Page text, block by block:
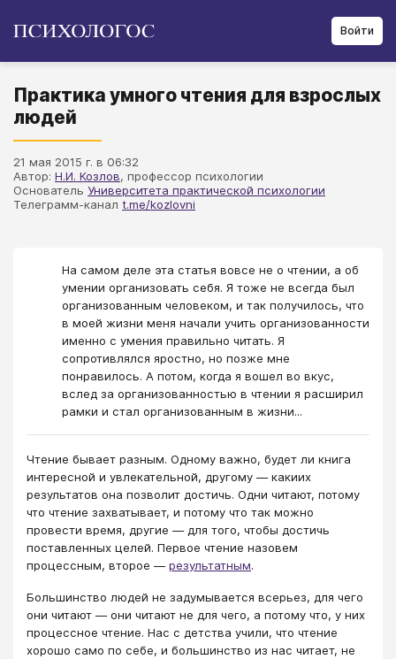
Войти
Практика умного чтения для взрослых
людей
21 мая 2015 г. в 06:32
Автор: Н.И. Козлов, профессор психологии
Основатель Университета практической психологии
Телеграмм-канал t.me/kozlovni
На самом деле эта статья вовсе не о чтении, а об
умении организовать себя. Я тоже не всегда был
организованным человеком, и так получилось, что
в моей жизни меня начали учить организованности
именно с умения правильно читать. Я
сопротивлялся яростно, но позже мне
понравилось. А потом, когда я вошел во вкус,
вслед за организованностью в чтении я расширил
рамки и стал организованным в жизни...
Чтение бывает разным. Одному важно, будет ли книга
интересной и увлекательной, другому — какиих
результатов она позволит достичь. Одни читают, потому
что чтение захватывает, и потому что так можно
провести время, другие — для того, чтобы достичь
поставленных целей. Первое чтение назовем
процессным, второе —результатным.
Большинство людей не задумывается всерьез, для чего
они читают — они читают не для чего, а потому что, у них
процессное чтение. Нас с детства учили, что чтение
хорошо само по себе, и большинство из нас читает, не